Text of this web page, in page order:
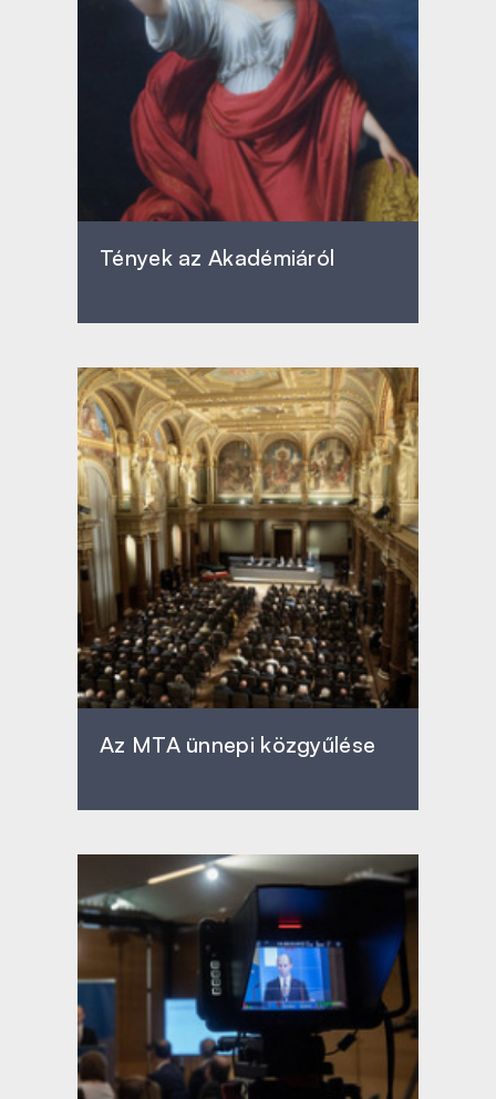
Tények az Akadémiáról
Az MTA ünnepi közgyűlése